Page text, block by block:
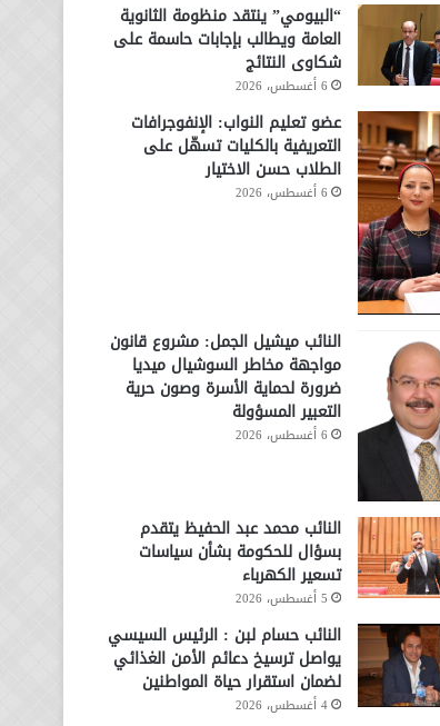
“البيومي” ينتقد منظومة الثانوية
العامة ويطالب بإجابات حاسمة على
شكاوى النتائج
6 أغسطس، 2026
عضو تعليم النواب: الإنفوجرافات
التعريفية بالكليات تسهّل على
الطلاب حسن الاختيار
6 أغسطس، 2026
النائب ميشيل الجمل: مشروع قانون
مواجهة مخاطر السوشيال ميديا
ضرورة لحماية الأسرة وصون حرية
التعبير المسؤولة
6 أغسطس، 2026
النائب محمد عبد الحفيظ يتقدم
بسؤال للحكومة بشأن سياسات
تسعير الكهرباء
5 أغسطس، 2026
النائب حسام لبن : الرئيس السيسي
يواصل ترسيخ دعائم الأمن الغذائي
لضمان استقرار حياة المواطنين
4 أغسطس، 2026